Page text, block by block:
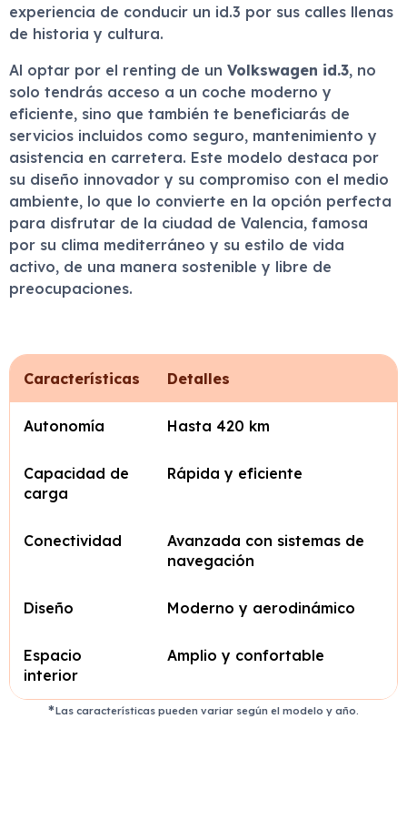
experiencia de conducir un id.3 por sus calles llenas
de historia y cultura.
Al optar por el renting de un Volkswagen id.3, no
solo tendrás acceso a un coche moderno y
eficiente, sino que también te beneficiarás de
servicios incluidos como seguro, mantenimiento y
asistencia en carretera. Este modelo destaca por
su diseño innovador y su compromiso con el medio
ambiente, lo que lo convierte en la opción perfecta
para disfrutar de la ciudad de Valencia, famosa
por su clima mediterráneo y su estilo de vida
activo, de una manera sostenible y libre de
preocupaciones.
Características Detalles
Autonomía Hasta 420 km
Capacidad de
carga
Rápida y eficiente
Conectividad
Avanzada con sistemas de
navegación
Diseño Moderno y aerodinámico
Espacio
interior
Amplio y confortable
Las características pueden variar según el modelo y año.